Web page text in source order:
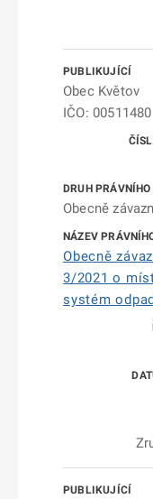
Obec Květov
IČO: 00511480
Obecně
Obecně
3/2021 o
systém